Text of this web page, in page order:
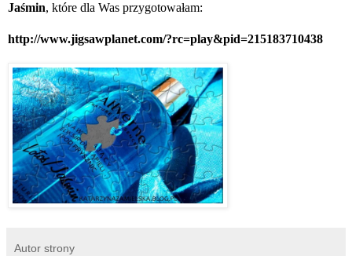
Jaśmin, które dla Was przygotowałam:
http://www.jigsawplanet.com/?rc=play&pid=215183710438
Autor strony